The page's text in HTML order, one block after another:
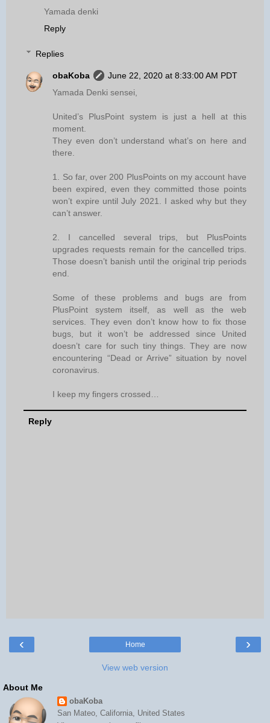
Yamada denki
Reply
Replies
obaKoba
June 22, 2020 at 8:33:00 AM PDT
Yamada Denki sensei,
United’s PlusPoint system is just a hell at this
moment.
They even don’t understand what’s on here and
there.
1. So far, over 200 PlusPoints on my account have
been expired, even they committed those points
won’t expire until July 2021. I asked why but they
can’t answer.
2. I cancelled several trips, but PlusPoints
upgrades requests remain for the cancelled trips.
Those doesn’t banish until the original trip periods
end.
Some of these problems and bugs are from
PlusPoint system itself, as well as the web
services. They even don’t know how to fix those
bugs, but it won’t be addressed since United
doesn’t care for such tiny things. They are now
encountering “Dead or Arrive” situation by novel
coronavirus.
I keep my fingers crossed…
Reply
‹ ›
Home
View web version
About Me
obaKoba
San Mateo, California, United States